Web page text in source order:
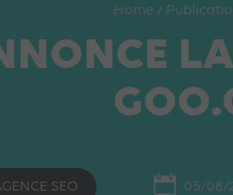
Home /
SEO 05/08/